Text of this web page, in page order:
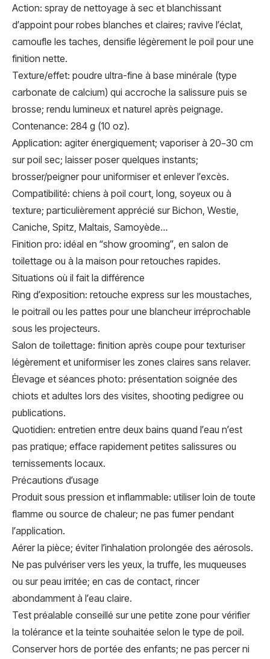
Action: spray de nettoyage à sec et blanchissant
d’appoint pour robes blanches et claires; ravive l’éclat,
camoufle les taches, densifie légèrement le poil pour une
finition nette.
Texture/effet: poudre ultra-fine à base minérale (type
carbonate de calcium) qui accroche la salissure puis se
brosse; rendu lumineux et naturel après peignage.
Contenance: 284 g (10 oz).
Application: agiter énergiquement; vaporiser à 20–30 cm
sur poil sec; laisser poser quelques instants;
brosser/peigner pour uniformiser et enlever l’excès.
Compatibilité: chiens à poil court, long, soyeux ou à
texture; particulièrement apprécié sur Bichon, Westie,
Caniche, Spitz, Maltais, Samoyède…
Finition pro: idéal en “show grooming”, en salon de
toilettage ou à la maison pour retouches rapides.
Situations où il fait la différence
Ring d’exposition: retouche express sur les moustaches,
le poitrail ou les pattes pour une blancheur irréprochable
sous les projecteurs.
Salon de toilettage: finition après coupe pour texturiser
légèrement et uniformiser les zones claires sans relaver.
Élevage et séances photo: présentation soignée des
chiots et adultes lors des visites, shooting pedigree ou
publications.
Quotidien: entretien entre deux bains quand l’eau n’est
pas pratique; efface rapidement petites salissures ou
ternissements locaux.
Précautions d’usage
Produit sous pression et inflammable: utiliser loin de toute
flamme ou source de chaleur; ne pas fumer pendant
l’application.
Aérer la pièce; éviter l’inhalation prolongée des aérosols.
Ne pas pulvériser vers les yeux, la truffe, les muqueuses
ou sur peau irritée; en cas de contact, rincer
abondamment à l’eau claire.
Test préalable conseillé sur une petite zone pour vérifier
la tolérance et la teinte souhaitée selon le type de poil.
Conserver hors de portée des enfants; ne pas percer ni